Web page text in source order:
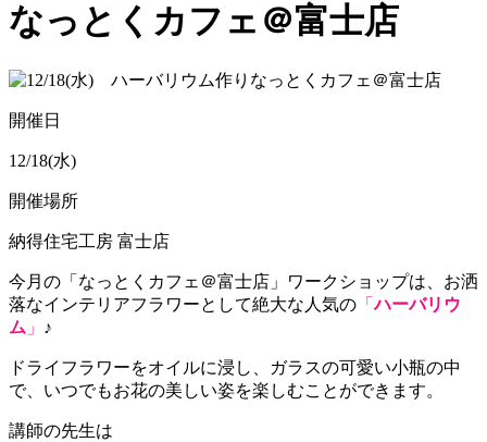
なっとくカフェ＠富士店
開催日
12/18(水)
開催場所
納得住宅工房 富士店
今月の「なっとくカフェ＠富士店」ワークショップは、 お洒
落なインテリアフラワーとして絶大な人気の 「ハーバリウ
ム 」 ♪
ドライフラワーをオイルに浸し、
ガラスの可愛い小瓶の中
で、 いつでもお花の美しい姿を楽しむことができます。
講師の先生は